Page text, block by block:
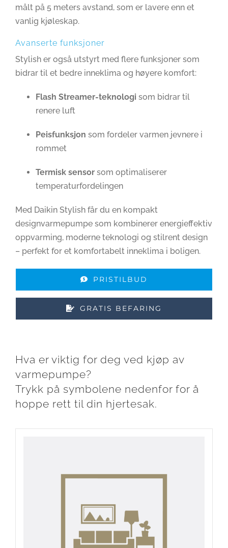
målt på 5 meters avstand, som er lavere enn et
vanlig kjøleskap.
Avanserte funksjoner
Stylish er også utstyrt med flere funksjoner som
bidrar til et bedre inneklima og høyere komfort:
Flash Streamer-teknologi som bidrar til
renere luft
Peisfunksjon som fordeler varmen jevnere i
rommet
Termisk sensor som optimaliserer
temperaturfordelingen
Med Daikin Stylish får du en kompakt
designvarmepumpe som kombinerer energieffektiv
oppvarming, moderne teknologi og stilrent design
– perfekt for et komfortabelt inneklima i boligen.
PRISTILBUD
GRATIS BEFARING
Hva er viktig for deg ved kjøp av
varmepumpe?
Trykk på symbolene nedenfor for å
hoppe rett til din hjertesak.